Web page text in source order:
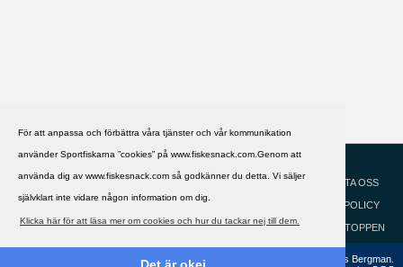
För att anpassa och förbättra våra tjänster och vår kommunikation
använder Sportfiskarna ”cookies” på www.fiskesnack.com.Genom att
använda dig av www.fiskesnack.com så godkänner du detta. Vi säljer
självklart inte vidare någon information om dig.
Klicka här för att läsa mer om cookies och hur du tackar nej till dem.
HJÄLP
KONTAKTA OSS
COOKIEPOLICY
GÅ TILL TOPPEN
Copyright ©2002 - 2021, FiskeSnack.com. Grundad 2002 av Anders Bergman.